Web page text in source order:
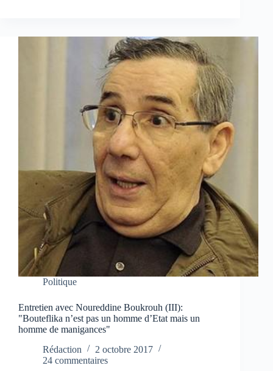
Politique
Entretien avec Noureddine Boukrouh (III):
"Bouteflika n’est pas un homme d’Etat mais un
homme de manigances"
Rédaction
2 octobre 2017
24 commentaires